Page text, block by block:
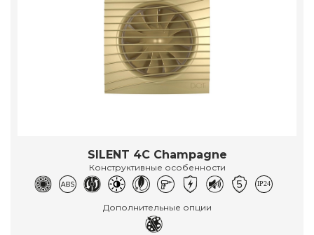
SILENT 4C Champagne
Конструктивные особенности
Дополнительные опции